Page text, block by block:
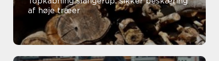
af høje træer